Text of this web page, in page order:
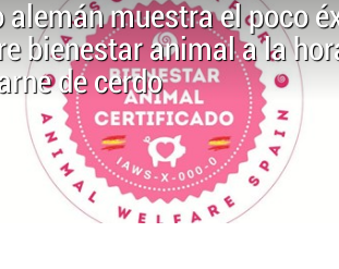
alemán muestra el poco
bienestar animal a la
de cerdo